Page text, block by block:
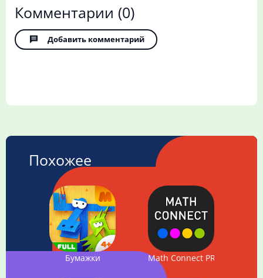
Комментарии (0)
Добавить комментарий
Похожее
Бумажки Math Connect PRO